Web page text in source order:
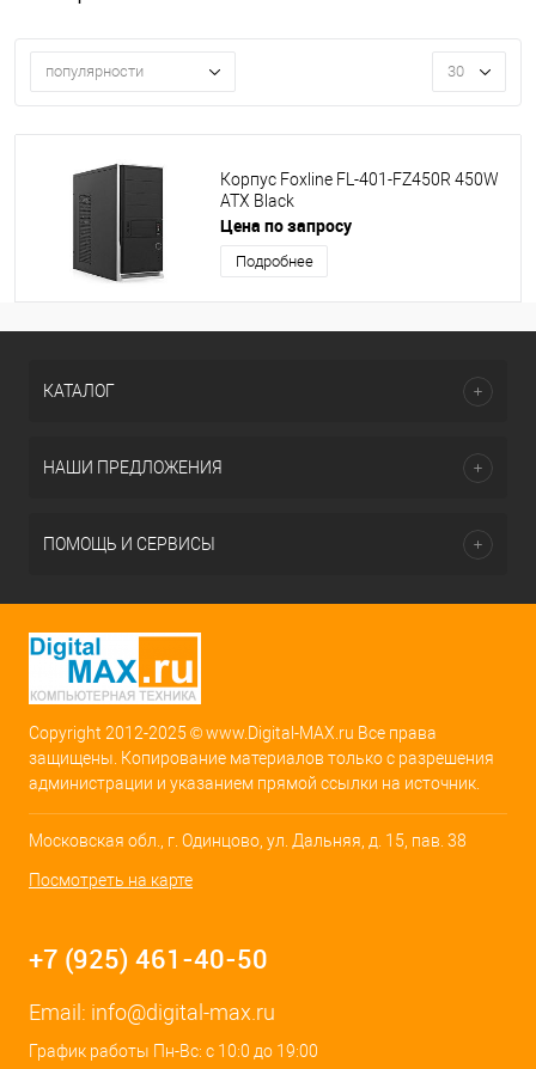
популярности 30
Корпус Foxline FL-401-FZ450R 450W
ATX Black
Цена по запросу
Подробнее
КАТАЛОГ
НАШИ ПРЕДЛОЖЕНИЯ
ПОМОЩЬ И СЕРВИСЫ
Copyright 2012-2025 © www.Digital-MAX.ru Все права
защищены. Копирование материалов только с разрешения
администрации и указанием прямой ссылки на источник.
Московская обл., г. Одинцово, ул. Дальняя, д. 15, пав. 38
Посмотреть на карте
+7 (925) 461-40-50
Email: info@digital-max.ru
График работы Пн-Вс: с 10:0 до 19:00